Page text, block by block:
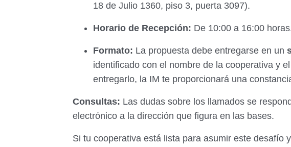
18 de Julio 1360, piso 3, puerta 3097).
Horario de Recepción: De 10:00 a 16:00
Formato: La propuesta debe entregarse en un
identificado con el nombre de la cooperativa y
entregarlo, la IM te proporcionará una
Consultas: Las dudas sobre los llamados se
electrónico a la dirección que figura en las bases.
Si tu cooperativa está lista para asumir este desafío